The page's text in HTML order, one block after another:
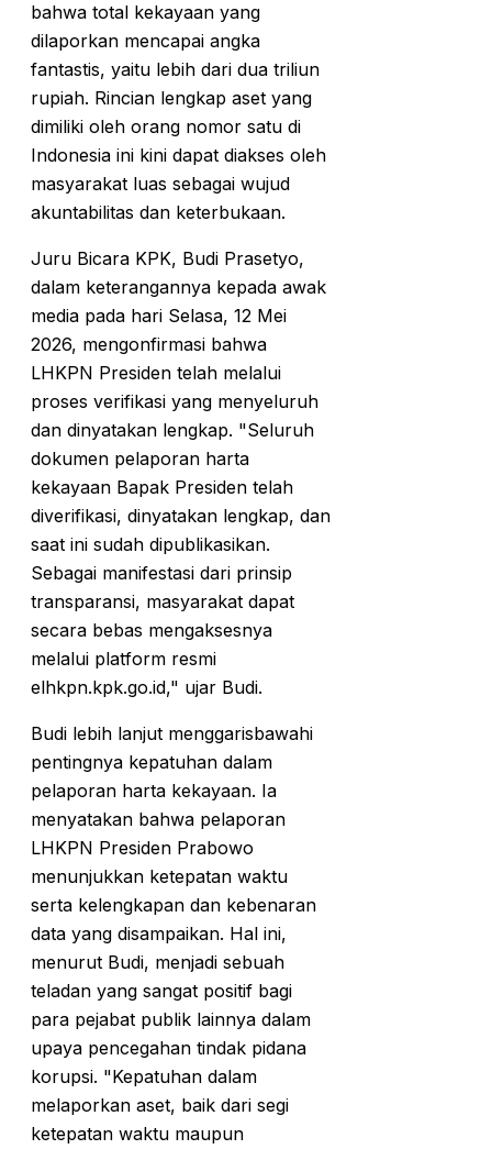
bahwa total kekayaan yang
dilaporkan mencapai angka
fantastis, yaitu lebih dari dua triliun
rupiah. Rincian lengkap aset yang
dimiliki oleh orang nomor satu di
Indonesia ini kini dapat diakses oleh
masyarakat luas sebagai wujud
akuntabilitas dan keterbukaan.
Juru Bicara KPK, Budi Prasetyo,
dalam keterangannya kepada awak
media pada hari Selasa, 12 Mei
2026, mengonfirmasi bahwa
LHKPN Presiden telah melalui
proses verifikasi yang menyeluruh
dan dinyatakan lengkap. "Seluruh
dokumen pelaporan harta
kekayaan Bapak Presiden telah
diverifikasi, dinyatakan lengkap, dan
saat ini sudah dipublikasikan.
Sebagai manifestasi dari prinsip
transparansi, masyarakat dapat
secara bebas mengaksesnya
melalui platform resmi
elhkpn.kpk.go.id," ujar Budi.
Budi lebih lanjut menggarisbawahi
pentingnya kepatuhan dalam
pelaporan harta kekayaan. Ia
menyatakan bahwa pelaporan
LHKPN Presiden Prabowo
menunjukkan ketepatan waktu
serta kelengkapan dan kebenaran
data yang disampaikan. Hal ini,
menurut Budi, menjadi sebuah
teladan yang sangat positif bagi
para pejabat publik lainnya dalam
upaya pencegahan tindak pidana
korupsi. "Kepatuhan dalam
melaporkan aset, baik dari segi
ketepatan waktu maupun